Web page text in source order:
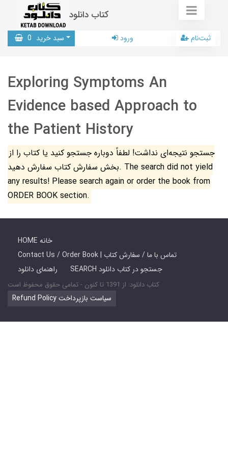
کتاب دانلود
سبد خرید 0 ورود ثبت‌نام
Exploring Symptoms An
Evidence based Approach to
the Patient History
جستجو نتیجه‌ای نداشت! لطفاً دوباره جستجو کنید یا کتاب را از
بخش سفارش کتاب سفارش دهید. The search did not yield
any results! Please search again or order the book from
ORDER BOOK section.
HOME خانه
Contact Us / Order Book | تماس با ما / سفارش کتاب
راهنمای دانلود
SEARCH جستجو در کتاب دانلود
کتاب دانلود: از 1391 تا کنون - تمامی حقوق محفوظ است
Refund Policy سیاست بازپرداخت